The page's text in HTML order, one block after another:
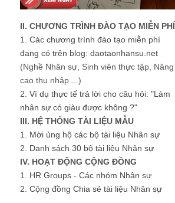
II. CHƯƠNG TRÌNH ĐÀO TẠO MIỄN PHÍ
1. Các chương trình đào tạo miễn phí
đang có trên blog: daotaonhansu.net
(Nghề Nhân sự, Sinh viên thực tập, Nâng
cao thu nhập ...)
2. Ví dụ thực tế trả lời cho câu hỏi: "Làm
nhân sự có giàu được không ?"
III. HỆ THỐNG TÀI LIỆU MẪU
1. Mời ủng hộ các bộ tài liệu Nhân sự
2. Danh sách 30 bộ tài liệu Nhân sự
IV. HOẠT ĐỘNG CỘNG ĐỒNG
1. HR Groups - Các nhóm Nhân sự
2. Cộng đồng Chia sẻ tài liệu Nhân sự